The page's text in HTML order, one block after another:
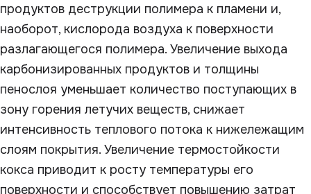
продуктов деструкции полимера к пламени и,
наоборот, кислорода воздуха к поверхности
разлагающегося полимера. Увеличение выхода
карбонизированных продуктов и толщины
пенослоя уменьшает количество поступающих в
зону горения летучих веществ, снижает
интенсивность теплового потока к нижележащим
слоям покрытия. Увеличение термостойкости
кокса приводит к росту температуры его
поверхности и способствует повышению затрат